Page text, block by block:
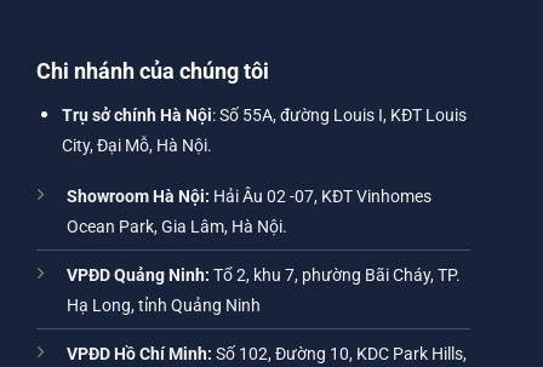
Chi nhánh của chúng tôi
Trụ sở chính Hà Nội: Số 55A, đường Louis I, KĐT Louis
City, Đại Mỗ, Hà Nội.
Showroom Hà Nội: Hải Âu 02 -07, KĐT Vinhomes
Ocean Park, Gia Lâm, Hà Nội.
VPĐD Quảng Ninh: Tổ 2, khu 7, phường Bãi Cháy, TP.
Hạ Long, tỉnh Quảng Ninh
VPĐD Hồ Chí Minh: Số 102, Đường 10, KDC Park Hills,